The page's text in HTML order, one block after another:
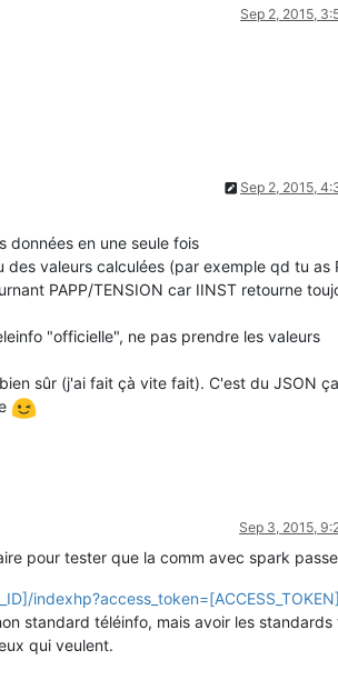
Sep 2, 2015,
Sep 2, 2015,
données en une seule fois
valeurs calculées (par exemple qd tu as
PAPP/TENSION car IINST retourne
"officielle", ne pas prendre les valeurs
sûr (j'ai fait çà vite fait). C'est du JSON
Sep 3, 2015,
pour tester que la comm avec spark
standard téléinfo, mais avoir les standards
qui veulent.